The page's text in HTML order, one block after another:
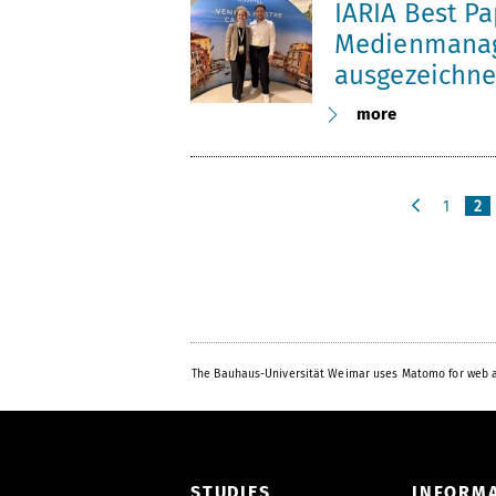
IARIA Best
more
s
1 2
The Bauhaus-Universität Weimar uses Matomo for web
STUDIES